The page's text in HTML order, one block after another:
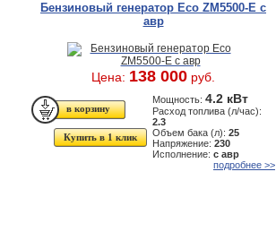
Бензиновый генератор Eco ZM5500-E с
авр
Цена: 138 000 руб.
Купить в 1 клик
Мощность: 4.2 кВт
Расход топлива (л/час):
2.3
Объем бака (л): 25
Напряжение: 230
Исполнение: с авр
подробнее >>